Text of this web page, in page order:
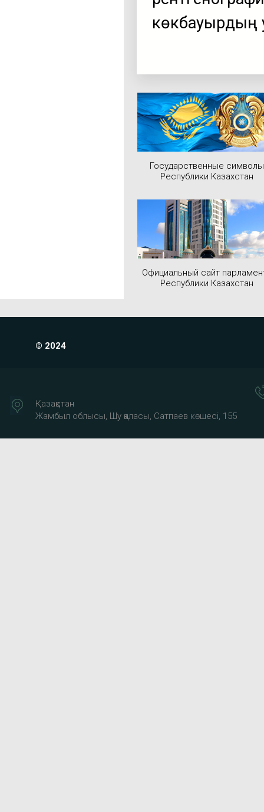
көкбауырдың
Государственные символы
Республики Казахстан
Официальный сайт
Республики Казахстан
© 2024
Қазақстан
Жамбыл облысы, Шу қаласы, Сатпаев көшесі, 155